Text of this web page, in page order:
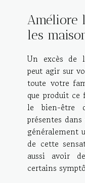
Améliore
les
Un excès de
peut agir sur
toute votre
que produit ce
le bien-être
présentes
généralement
de cette
aussi avoir
certains